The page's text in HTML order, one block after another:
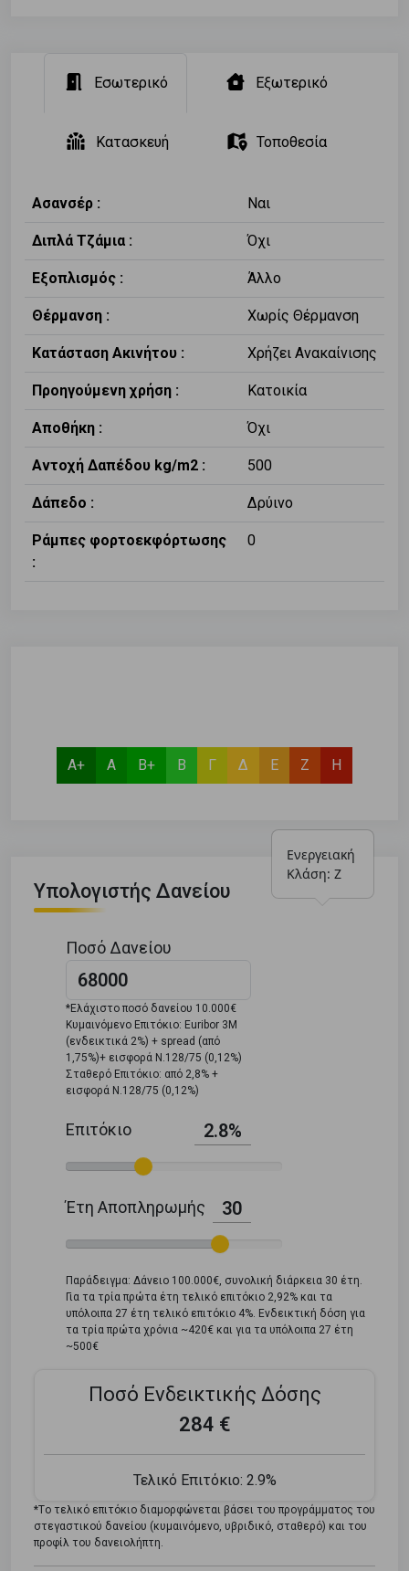
Εσωτερικό Εξωτερικό
Κατασκευή Τοποθεσία
Ασανσέρ : Ναι
Διπλά Τζάμια : Όχι
Εξοπλισμός : Άλλο
Θέρμανση : Χωρίς Θέρμανση
Κατάσταση Ακινήτου : Χρήζει Ανακαίνισης
Προηγούμενη χρήση : Κατοικία
Αποθήκη : Όχι
Αντοχή Δαπέδου kg/m2 : 500
Δάπεδο : Δρύινο
Ράμπες φορτοεκφόρτωσης
:
0
Α+ Α Β+ Β Γ Δ Ε Ζ
Ενεργειακή
Κλάση: Ζ
Η
Υπολογιστής Δανείου
Ποσό Δανείου
*Ελάχιστο ποσό δανείου 10.000€
Κυμαινόμενο Επιτόκιο: Euribor 3M
(ενδεικτικά 2%) + spread (από
1,75%)+ εισφορά Ν.128/75 (0,12%)
Σταθερό Επιτόκιο: από 2,8% +
εισφορά Ν.128/75 (0,12%)
Επιτόκιο 2.8%
Έτη Αποπληρωμής 30
Παράδειγμα: Δάνειο 100.000€, συνολική διάρκεια 30 έτη.
Για τα τρία πρώτα έτη τελικό επιτόκιο 2,92% και τα
υπόλοιπα 27 έτη τελικό επιτόκιο 4%. Ενδεικτική δόση για
τα τρία πρώτα χρόνια ~420€ και για τα υπόλοιπα 27 έτη
~500€
Ποσό Ενδεικτικής Δόσης
284 €
Τελικό Επιτόκιο: 2.9%
*Tο τελικό επιτόκιο διαμορφώνεται βάσει του προγράμματος του
στεγαστικού δανείου (κυμαινόμενο, υβριδικό, σταθερό) και του
προφίλ του δανειολήπτη.